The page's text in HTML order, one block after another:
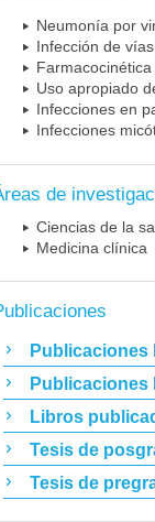
Neumonía por
Infección de
Uso apropiado
Infecciones en
Infecciones
de
Ciencias de la
Medicina clínica
Publicaciones
Publicaciones
Libros
Tesis de
Tesis de